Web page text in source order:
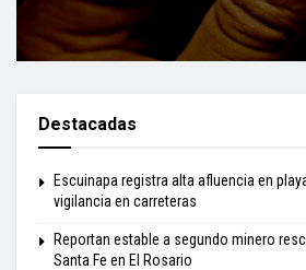
Destacadas
Escuinapa registra alta afluencia en
vigilancia en carreteras
Reportan estable a segundo minero
Santa Fe en El Rosario